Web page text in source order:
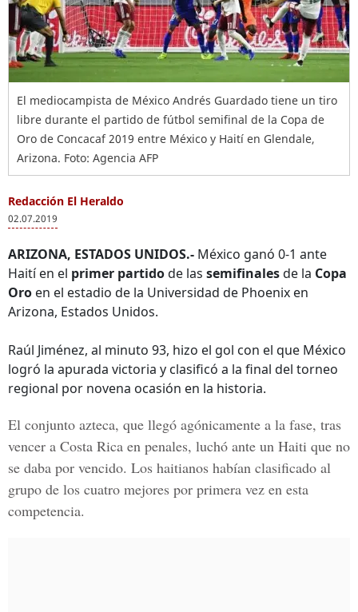
El mediocampista de México Andrés Guardado tiene un tiro
libre durante el partido de fútbol semifinal de la Copa de
Oro de Concacaf 2019 entre México y Haití en Glendale,
Arizona. Foto: Agencia AFP
Redacción El Heraldo
02.07.2019
ARIZONA, ESTADOS UNIDOS.- México ganó 0-1 ante
Haití en el primer partidode las semifinalesde la Copa
Oro en el estadio de la Universidad de Phoenix en
Arizona, Estados Unidos.
Raúl Jiménez, al minuto 93, hizo el gol con el que México
logró la apurada victoria y clasificó a la final del torneo
regional por novena ocasión en la historia.
El conjunto azteca, que llegó agónicamente a la fase, tras
vencer a Costa Rica en penales, luchó ante un Haiti que no
se daba por vencido. Los haitianos habían clasificado al
grupo de los cuatro mejores por primera vez en esta
competencia.